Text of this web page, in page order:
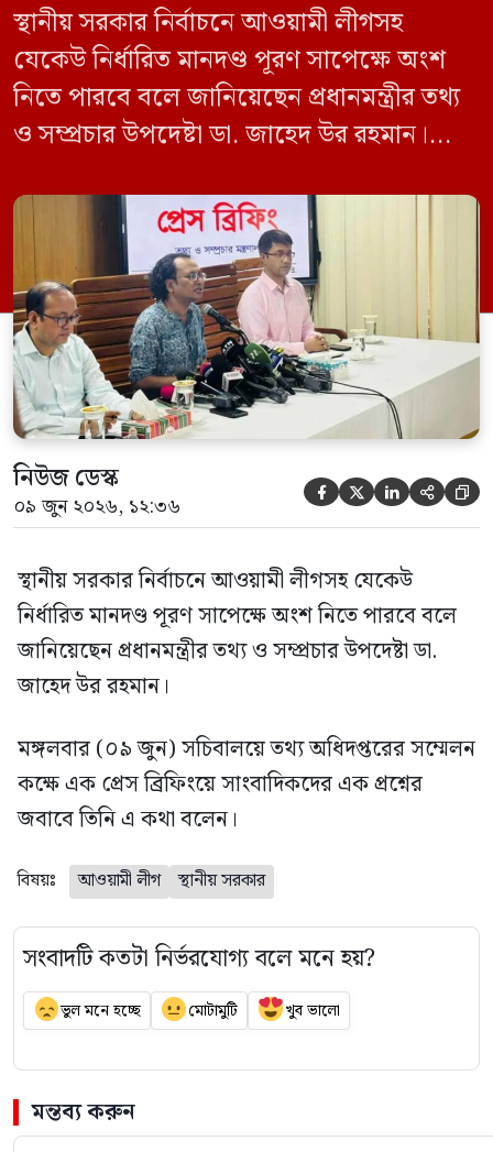
স্থানীয় সরকার নির্বাচনে আওয়ামী লীগসহ
যেকেউ নির্ধারিত মানদণ্ড পূরণ সাপেক্ষে অংশ
নিতে পারবে বলে জানিয়েছেন প্রধানমন্ত্রীর তথ্য
ও সম্প্রচার উপদেষ্টা ডা. জাহেদ উর রহমান।
সম্মেলন কক্ষে এক প্রেস ব্রিফিংয়ে সাংবাদিকদের
এক প্রশ্নের জবাবে তিনি এ কথা বলেন।
নিউজ ডেস্ক
০৯ জুন ২০২৬, ১২:৩৬     
স্থানীয় সরকার নির্বাচনে আওয়ামী লীগসহ যেকেউ
নির্ধারিত মানদণ্ড পূরণ সাপেক্ষে অংশ নিতে পারবে বলে
জানিয়েছেন প্রধানমন্ত্রীর তথ্য ও সম্প্রচার উপদেষ্টা ডা.
জাহেদ উর রহমান।
মঙ্গলবার (০৯ জুন) সচিবালয়ে তথ্য অধিদপ্তরের সম্মেলন
কক্ষে এক প্রেস ব্রিফিংয়ে সাংবাদিকদের এক প্রশ্নের
জবাবে তিনি এ কথা বলেন।
বিষয়ঃ আওয়ামী লীগ স্থানীয় সরকার
সংবাদটি কতটা নির্ভরযোগ্য বলে মনে হয়?
ভুল মনে হচ্ছে মোটামুটি খুব ভালো
মন্তব্য করুন